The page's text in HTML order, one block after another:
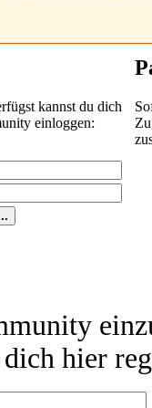
kannst du dich
einloggen:
hier